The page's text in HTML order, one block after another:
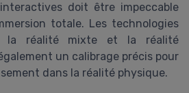
doit être impeccable
totale. Les technologies
la réalité mixte et la réalité
un calibrage précis pour
dans la réalité physique.